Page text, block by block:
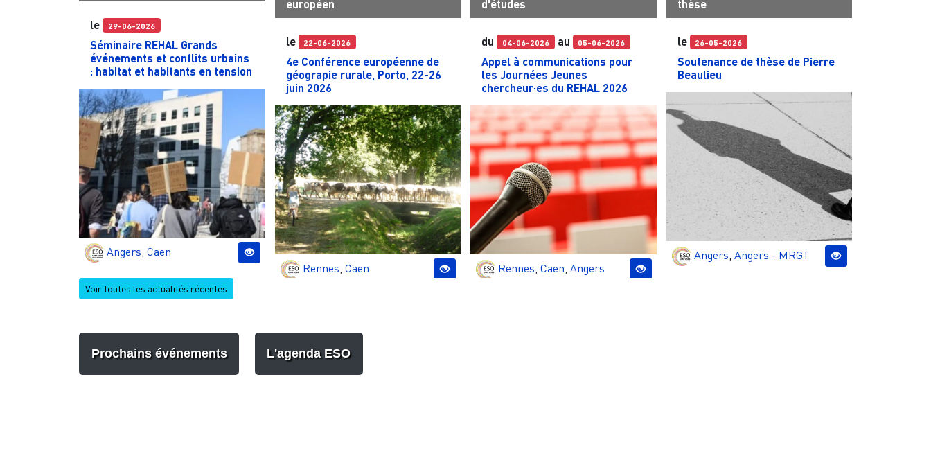
le 29-06-2026
Séminaire REHAL Grands
événements et conflits urbains
: habitat et habitants en tension
Angers, Caen
européen
le 22-06-2026
4e Conférence européenne de
géograpie rurale, Porto, 22-26
juin 2026
Rennes, Caen
d'études
du 04-06-2026 au 05-06-2026
Appel à communications pour
les Journées Jeunes
chercheur·es du REHAL 2026
Rennes, Caen, Angers
thèse
le 26-05-2026
Soutenance de thèse de Pierre
Beaulieu
Angers, Angers - MRGT
Voir toutes les actualités récentes
Prochains événements L'agenda ESO